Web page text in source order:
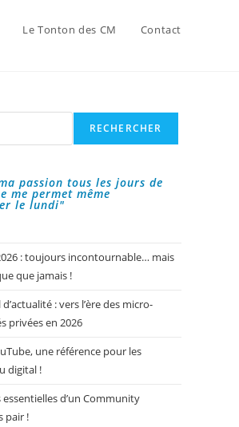
Le Tonton des CM Contact
Rechercher
RECHERCHER
passion tous les jours de
me permet même
le lundi"
: toujours incontournable… mais
que jamais !
: vers l’ère des micro-
privées en 2026
une référence pour les
digital !
essentielles d’un Community
pair !